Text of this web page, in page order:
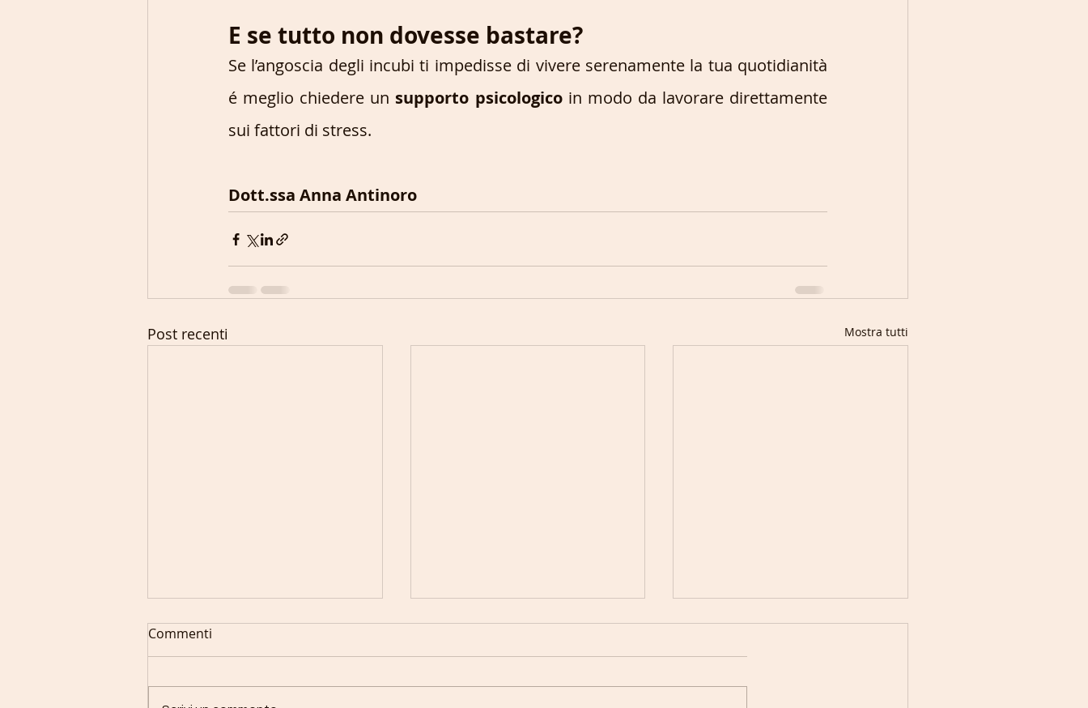
E se tutto non dovesse bastare?
Se l’angoscia degli incubi ti impedisse di vivere serenamente la tua quotidianità
é meglio chiedere un supporto psicologico in modo da lavorare direttamente
sui fattori di stress.
Dott.ssa Anna Antinoro
Post recenti Mostra tutti
Commenti